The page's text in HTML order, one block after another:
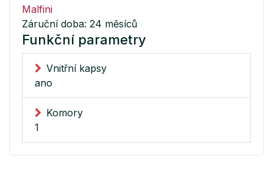
Malfini
Záruční doba: 24 měsíců
Funkční parametry
Vnitřní kapsy
ano
Komory
1